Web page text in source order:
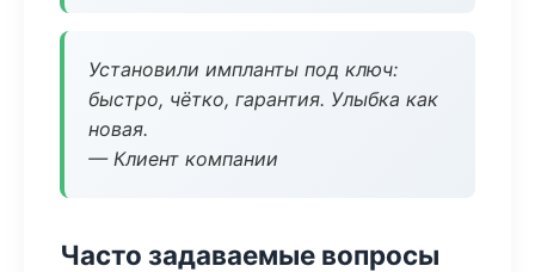
Установили импланты под ключ:
быстро, чётко, гарантия. Улыбка как
новая.
— Клиент компании
Часто задаваемые вопросы